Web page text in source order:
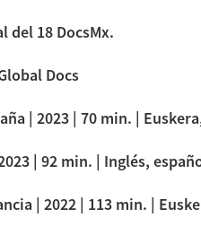
del 18 DocsMx.
Docs
| 2023 | 70 min. |
| 92 min. | Inglés,
| 2022 | 113 min. |